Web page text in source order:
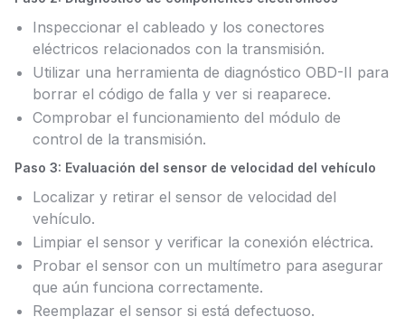
Inspeccionar el cableado y los conectores
eléctricos relacionados con la transmisión.
Utilizar una herramienta de diagnóstico OBD-II para
borrar el código de falla y ver si reaparece.
Comprobar el funcionamiento del módulo de
control de la transmisión.
Paso 3: Evaluación del sensor de velocidad del vehículo
Localizar y retirar el sensor de velocidad del
vehículo.
Limpiar el sensor y verificar la conexión eléctrica.
Probar el sensor con un multímetro para asegurar
que aún funciona correctamente.
Reemplazar el sensor si está defectuoso.